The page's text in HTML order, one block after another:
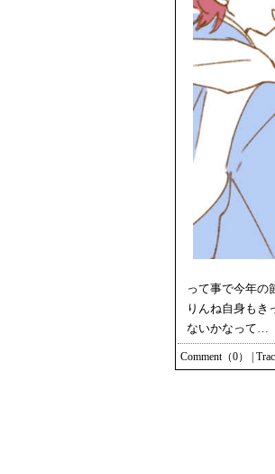
って事で今年の
りんね自身もき
ないかなって…
Comment（0）